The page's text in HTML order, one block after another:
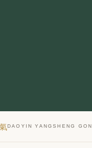
DAOYIN YANGSHENG